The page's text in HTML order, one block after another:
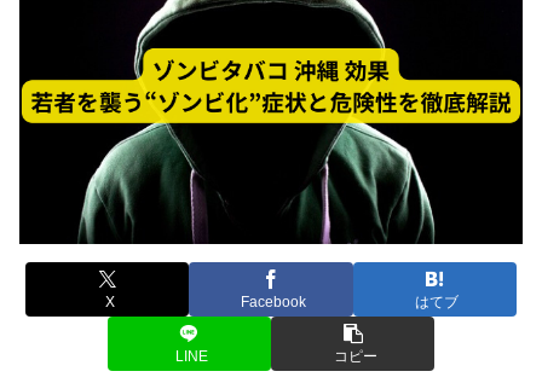
X Facebook はてブ
LINE コピー